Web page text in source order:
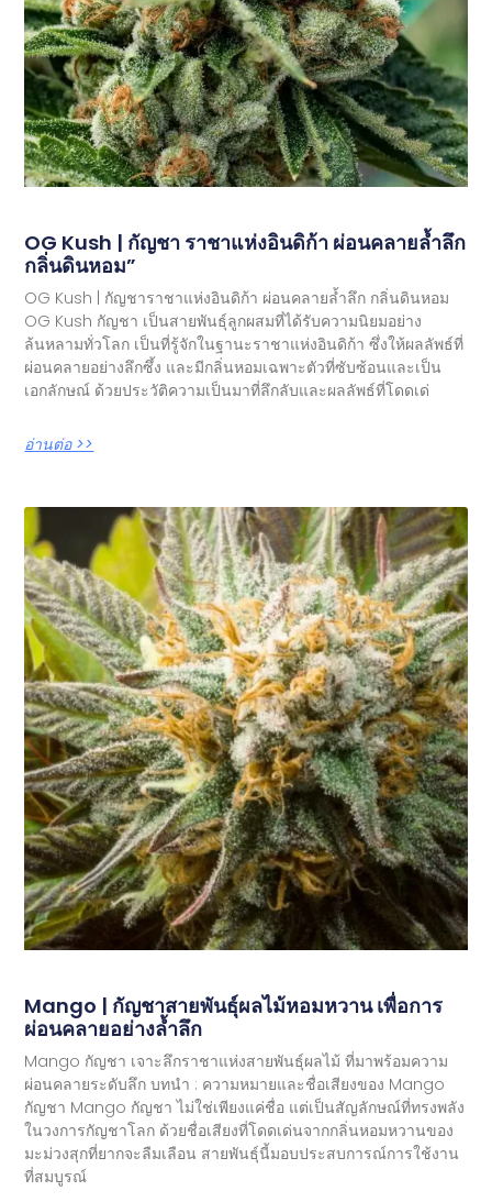
OG Kush | กัญชา ราชาแห่งอินดิก้า ผ่อนคลายล้ำลึก
กลิ่นดินหอม”
OG Kush | กัญชาราชาแห่งอินดิก้า ผ่อนคลายล้ำลึก กลิ่นดินหอม
OG Kush กัญชา เป็นสายพันธุ์ลูกผสมที่ได้รับความนิยมอย่าง
ล้นหลามทั่วโลก เป็นที่รู้จักในฐานะราชาแห่งอินดิก้า ซึ่งให้ผลลัพธ์ที่
ผ่อนคลายอย่างลึกซึ้ง และมีกลิ่นหอมเฉพาะตัวที่ซับซ้อนและเป็น
เอกลักษณ์ ด้วยประวัติความเป็นมาที่ลึกลับและผลลัพธ์ที่โดดเด่
อ่านต่อ >>
Mango | กัญชาสายพันธุ์ผลไม้หอมหวาน เพื่อการ
ผ่อนคลายอย่างล้ำลึก
Mango กัญชา เจาะลึกราชาแห่งสายพันธุ์ผลไม้ ที่มาพร้อมความ
ผ่อนคลายระดับลึก บทนำ : ความหมายและชื่อเสียงของ Mango
กัญชา Mango กัญชา ไม่ใช่เพียงแค่ชื่อ แต่เป็นสัญลักษณ์ที่ทรงพลัง
ในวงการกัญชาโลก ด้วยชื่อเสียงที่โดดเด่นจากกลิ่นหอมหวานของ
มะม่วงสุกที่ยากจะลืมเลือน สายพันธุ์นี้มอบประสบการณ์การใช้งาน
ที่สมบูรณ์